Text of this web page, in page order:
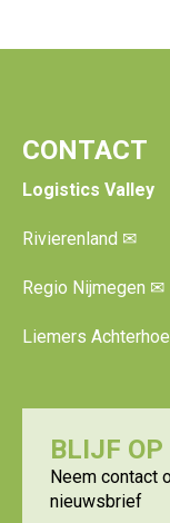
CONTACT
Logistics Valley
Rivierenland ✉
Regio Nijmegen ✉
Liemers
BLIJF OP
Neem contact
nieuwsbrief